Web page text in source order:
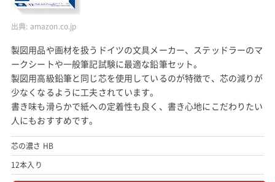
出典: amazon.co.jp
製図用品や画材を扱うドイツの文具メーカー、ステッドラーのマ
ークシートや一般筆記試験に最適な鉛筆セット。
製図用高級鉛筆と同じ芯を使用しているのが特徴で、芯の減りが
少なくなるように工夫されています。
書き味も滑らかで紙への定着性も良く、書き心地にこだわりたい
人にもおすすめです。
芯の濃さ HB
12本入り